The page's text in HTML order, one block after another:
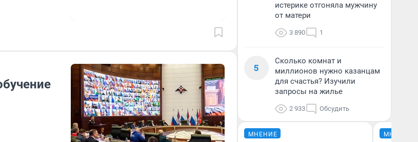
истерике отгоняла мужчину
от матери
3 890 1
5
Сколько комнат и
миллионов нужно казанцам
для счастья? Изучили
запросы на жилье
2 933 Обсудить
МНЕНИЕ МНЕНИЕ